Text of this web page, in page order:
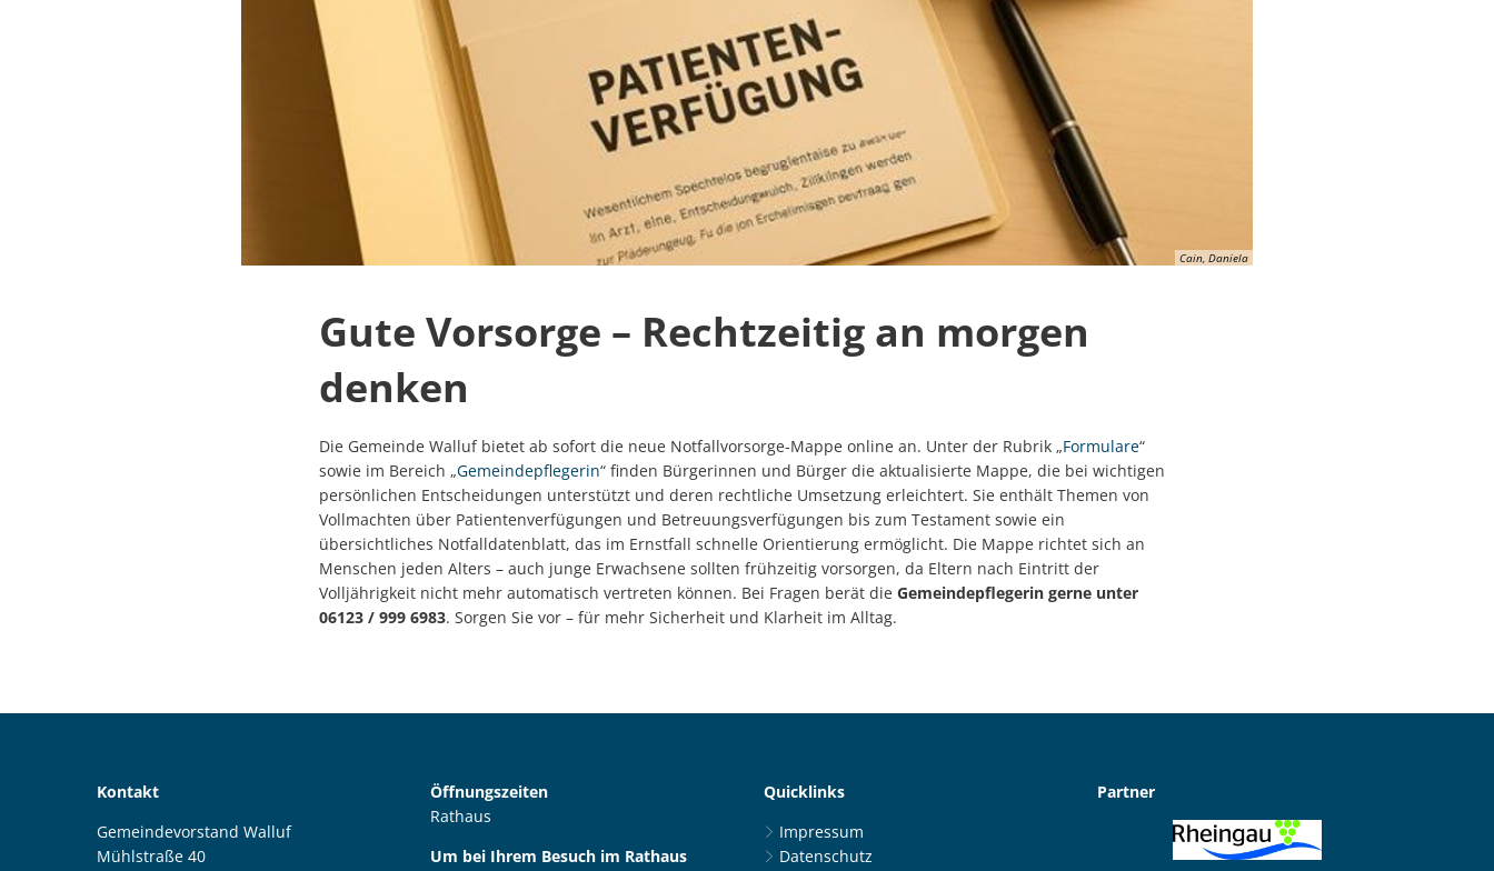
Cain, Daniela
Gute Vorsorge – Rechtzeitig an morgen
denken
Die Gemeinde Walluf bietet ab sofort die neue Notfallvorsorge-Mappe online an. Unter der Rubrik „Formulare“
sowie im Bereich „Gemeindepflegerin“ finden Bürgerinnen und Bürger die aktualisierte Mappe, die bei wichtigen
persönlichen Entscheidungen unterstützt und deren rechtliche Umsetzung erleichtert. Sie enthält Themen von
Vollmachten über Patientenverfügungen und Betreuungsverfügungen bis zum Testament sowie ein
übersichtliches Notfalldatenblatt, das im Ernstfall schnelle Orientierung ermöglicht. Die Mappe richtet sich an
Menschen jeden Alters – auch junge Erwachsene sollten frühzeitig vorsorgen, da Eltern nach Eintritt der
Volljährigkeit nicht mehr automatisch vertreten können. Bei Fragen berät die Gemeindepflegerin gerne unter
06123 / 999 6983. Sorgen Sie vor – für mehr Sicherheit und Klarheit im Alltag.
Kontakt
Gemeindevorstand Walluf
Mühlstraße 40
Öffnungszeiten
Rathaus
Um bei Ihrem Besuch im Rathaus
Quicklinks
Impressum
Datenschutz
Partner